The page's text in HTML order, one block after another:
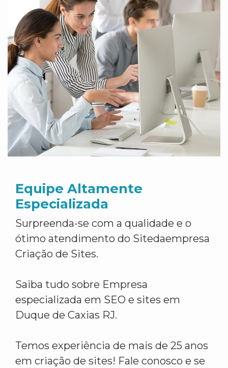
Equipe Altamente
Especializada
Surpreenda-se com a qualidade e o
ótimo atendimento do Sitedaempresa
Criação de Sites.
Saiba tudo sobre Empresa
especializada em SEO e sites em
Duque de Caxias RJ.
Temos experiência de mais de 25 anos
em criação de sites! Fale conosco e se